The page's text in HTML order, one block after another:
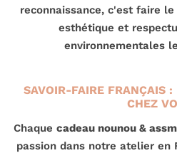
reconnaissance, c'est faire
esthétique et
environnementales
SAVOIR-FAIRE FRANÇAIS
CHEZ
Chaque cadeau nounou &
passion dans notre atelier en